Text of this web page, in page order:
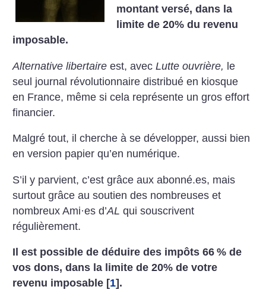
montant versé, dans la
limite de 20% du revenu
imposable.
Alternative libertaire est, avecLutte ouvrière, le
seul journal révolutionnaire distribué en kiosque
en France, même si cela représente un gros effort
financier.
Malgré tout, il cherche à se développer, aussi bien
en version papier qu’en numérique.
S’il y parvient, c’est grâce aux abonné.es, mais
surtout grâce au soutien des nombreuses et
nombreux Ami·es d’AL qui souscrivent
régulièrement.
Il est possible de déduire des impôts 66 % de
vos dons, dans la limite de 20% de votre
revenu imposable [1] .